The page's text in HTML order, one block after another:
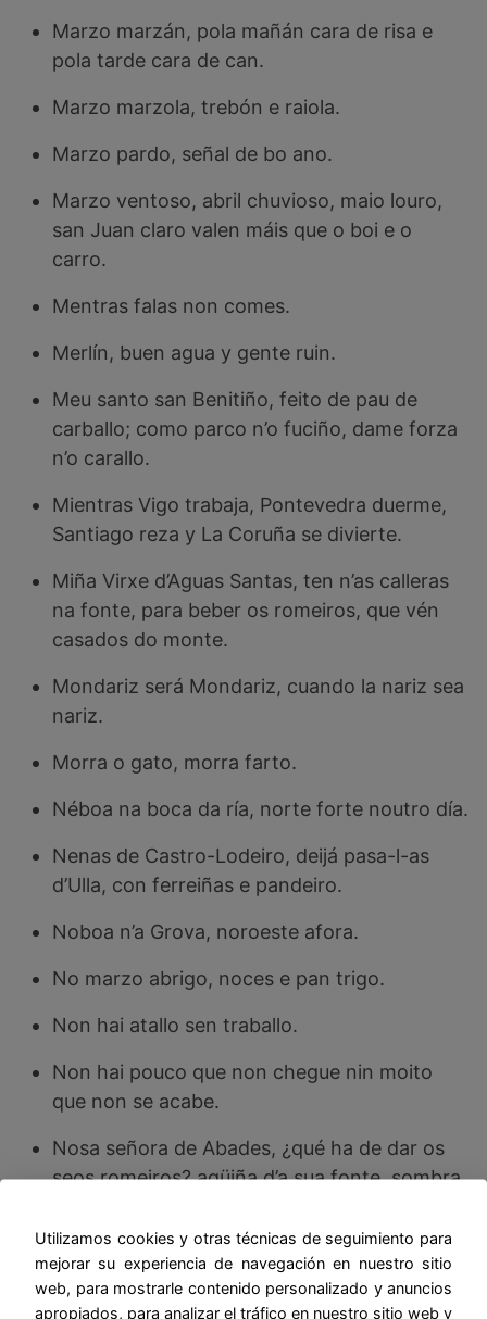
Marzo marzán, pola mañán cara de risa e
pola tarde cara de can.
Marzo marzola, trebón e raiola.
Marzo pardo, señal de bo ano.
Marzo ventoso, abril chuvioso, maio louro,
san Juan claro valen máis que o boi e o
carro.
Mentras falas non comes.
Merlín, buen agua y gente ruin.
Meu santo san Benitiño, feito de pau de
carballo; como parco n’o fuciño, dame forza
n’o carallo.
Mientras Vigo trabaja, Pontevedra duerme,
Santiago reza y La Coruña se divierte.
Miña Virxe d’Aguas Santas, ten n’as calleras
na fonte, para beber os romeiros, que vén
casados do monte.
Mondariz será Mondariz, cuando la nariz sea
nariz.
Morra o gato, morra farto.
Néboa na boca da ría, norte forte noutro día.
Nenas de Castro-Lodeiro, deijá pasa-l-as
d’Ulla, con ferreiñas e pandeiro.
Noboa n’a Grova, noroeste afora.
No marzo abrigo, noces e pan trigo.
Non hai atallo sen traballo.
Non hai pouco que non chegue nin moito
que non se acabe.
Nosa señora de Abades, ¿qué ha de dar os
seos romeiros? agüiña d’a sua fonte, sombra
Nublada a Armenteira, norte na ribeira.
O carballo de Galleiro, heino de mandar
Utilizamos cookies y otras técnicas de seguimiento para
mejorar su experiencia de navegación en nuestro sitio
web, para mostrarle contenido personalizado y anuncios
apropiados, para analizar el tráfico en nuestro sitio web y